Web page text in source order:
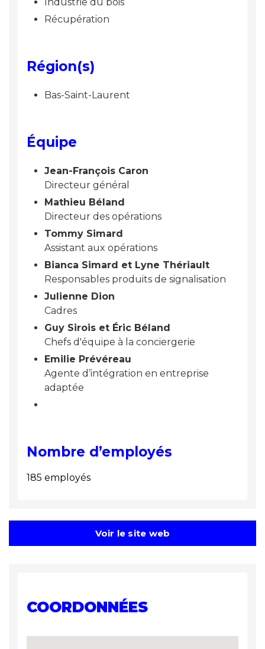
Récupération
Région(s)
Bas-Saint-Laurent
Équipe
Jean-François Caron
Directeur général
Mathieu Béland
Directeur des opérations
Tommy Simard
Assistant aux opérations
Bianca Simard et Lyne Thériault
Responsables produits de signalisation
Julienne Dion
Cadres
Guy Sirois et Éric Béland
Chefs d'équipe à la conciergerie
Emilie Prévéreau
Agente d’intégration en entreprise
adaptée
Nombre d’employés
185 employés
Voir le site web
COORDONNÉES